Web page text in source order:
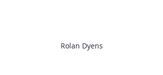
Rolan Dyens